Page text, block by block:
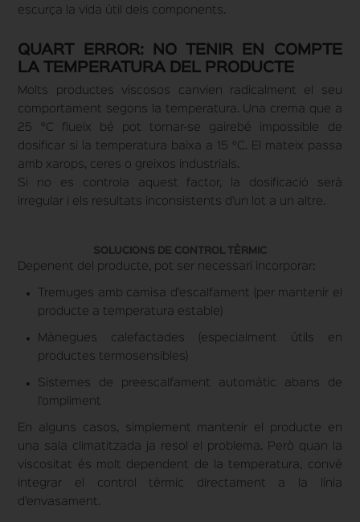
escurça la vida útil dels components.
QUART ERROR: NO TENIR EN COMPTE
LA TEMPERATURA DEL PRODUCTE
Molts productes viscosos canvien radicalment el seu
comportament segons la temperatura. Una crema que a
25 °C flueix bé pot tornar-se gairebé impossible de
dosificar si la temperatura baixa a 15 °C. El mateix passa
amb xarops, ceres o greixos industrials.
Si no es controla aquest factor, la dosificació serà
irregular i els resultats inconsistents d'un lot a un altre.
SOLUCIONS DE CONTROL TÈRMIC
Depenent del producte, pot ser necessari incorporar:
Tremuges amb camisa d'escalfament (per mantenir el
producte a temperatura estable)
Mànegues calefactades (especialment útils en
productes termosensibles)
Sistemes de preescalfament automàtic abans de
l'ompliment
En alguns casos, simplement mantenir el producte en
una sala climatitzada ja resol el problema. Però quan la
viscositat és molt dependent de la temperatura, convé
integrar el control tèrmic directament a la línia
d'envasament.